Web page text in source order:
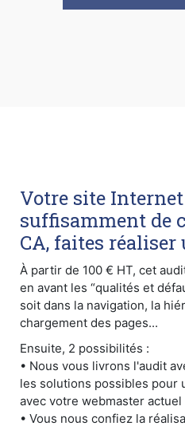
Votre site
suffisamment de
CA, faites
À partir de 100 € HT, cet
en avant les “qualités et
soit dans la navigation, la
chargement des pages...
Ensuite, 2 possibilités :
• Nous vous livrons l'audit
les solutions possibles pour
avec votre webmaster actuel
• Vous nous confiez la